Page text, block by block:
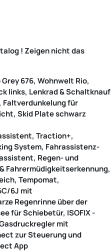
! Zeigen nicht das
676, Wohnwelt Rio,
links, Lenkrad & Schaltknauf
Faltverdunkelung für
Skid Plate schwarz
Traction+,
System, Fahrassistenz-
Regen- und
Fahrermüdigkeitserkennung,
Tempomat,
6J mit
Regenrinne über der
für Schiebetür, ISOFIX -
mit
zur Steuerung und
App